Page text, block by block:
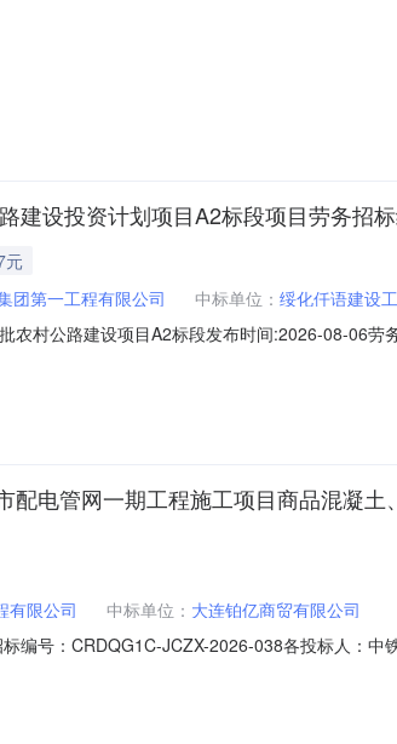
建设投资计划项目A2标段项目劳务招
元
团第一工程有限公司 中标单位： 绥化仟语建设
村公路建设项目A2标段发布时间:2026-08-06劳
限公司郊区2025年第二批农村公路建设投资计划
电管网一期工程施工项目商品混凝
有限公司 中标单位： 大连铂亿商贸有限公司
编号：CRDQG1C-JCZX-2026-038各投标人：中
和招标文件载明的评标办法完成了评标工作，现